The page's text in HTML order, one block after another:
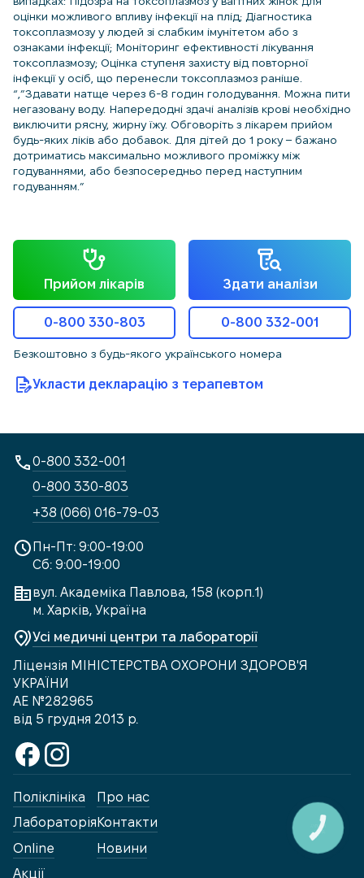
оцінки можливого впливу інфекції на плід; Діагностика
токсоплазмозу у людей зі слабким імунітетом або з
ознаками інфекції; Моніторинг ефективності лікування
токсоплазмозу; Оцінка ступеня захисту від повторної
інфекції у осіб, що перенесли токсоплазмоз раніше.
“,”Здавати натще через 6-8 годин голодування. Можна пити
негазовану воду. Напередодні здачі аналізів крові необхідно
виключити рясну, жирну їжу. Обговоріть з лікарем прийом
будь-яких ліків або добавок. Для дітей до 1 року – бажано
дотриматись максимально можливого проміжку між
годуваннями, або безпосередньо перед наступним
годуванням.”
Прийом лікарів Здати аналізи
0-800 330-803 0-800 332-001
Безкоштовно з будь-якого українського номера
Укласти декларацію з терапевтом
Пн-Пт: 9:00-19:00
Сб: 9:00-19:00
вул. Академіка Павлова, 158 (корп.1)
м. Харків, Україна
Усі медичні центри та лабораторії
Ліцензія МІНІСТЕРСТВА ОХОРОНИ ЗДОРОВ'Я
УКРАЇНИ
АЕ №282965
від 5 грудня 2013 р.
0-800 332-001
0-800 330-803
+38 (066) 016-79-03
Поліклініка
Лабораторія
Online
Акції
Про нас
Контакти
Новини
КНОПКА
ЗВ'ЯЗКУ